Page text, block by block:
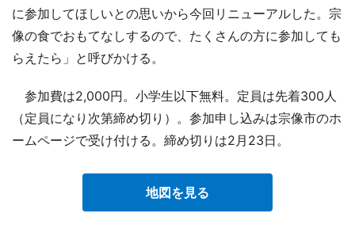
に参加してほしいとの思いから今回リニューアルした。宗
像の食でおもてなしするので、たくさんの方に参加しても
らえたら」と呼びかける。
参加費は2,000円。小学生以下無料。定員は先着300人
（定員になり次第締め切り）。参加申し込みは宗像市のホ
ームページで受け付ける。締め切りは2月23日。
地図を見る